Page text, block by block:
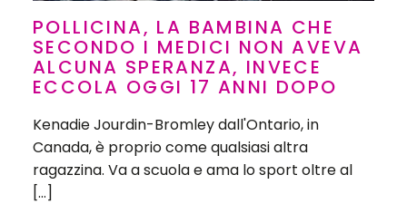
POLLICINA, LA BAMBINA CHE
SECONDO I MEDICI NON AVEVA
ALCUNA SPERANZA, INVECE
ECCOLA OGGI 17 ANNI DOPO
Kenadie Jourdin-Bromley dall'Ontario, in
Canada, è proprio come qualsiasi altra
ragazzina. Va a scuola e ama lo sport oltre al
[…]